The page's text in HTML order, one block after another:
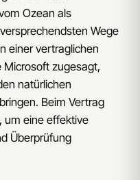
Ozean als
Wege
einer vertraglichen
Microsoft zugesagt,
natürlichen
Beim Vertrag
um eine effektive
Überprüfung